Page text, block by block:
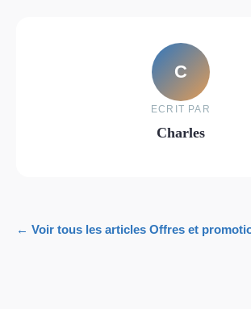
C
ECRIT PAR
Charles
← Voir tous les articles Offres et